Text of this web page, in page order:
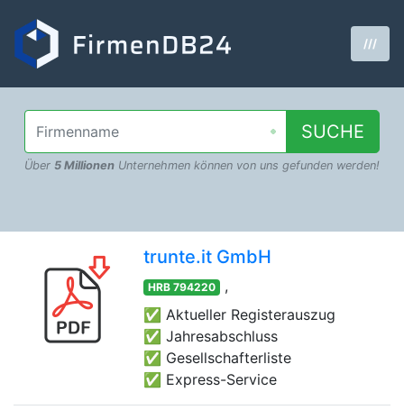
///
SUCHE
Über 5 Millionen Unternehmen können von uns gefunden werden!
trunte.it GmbH
HRB 794220 ,
✅ Aktueller Registerauszug
✅ Jahresabschluss
✅ Gesellschafterliste
✅ Express-Service